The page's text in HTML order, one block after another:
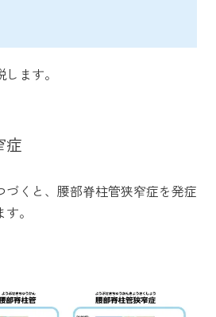
ます。
症
くと、腰部脊柱管狭窄症を発症
。